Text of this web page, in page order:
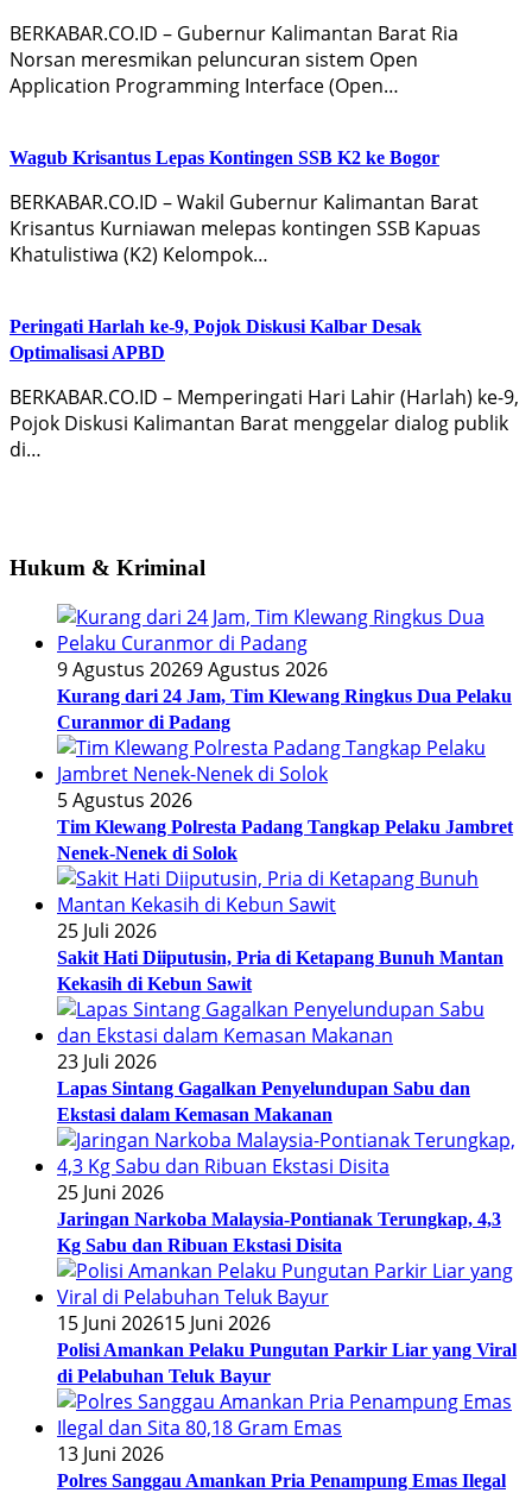
BERKABAR.CO.ID – Gubernur Kalimantan Barat Ria
Norsan meresmikan peluncuran sistem Open
Application Programming Interface (Open…
Wagub Krisantus Lepas Kontingen SSB K2 ke Bogor
BERKABAR.CO.ID – Wakil Gubernur Kalimantan Barat
Krisantus Kurniawan melepas kontingen SSB Kapuas
Khatulistiwa (K2) Kelompok…
Peringati Harlah ke-9, Pojok Diskusi Kalbar Desak
Optimalisasi APBD
BERKABAR.CO.ID – Memperingati Hari Lahir (Harlah) ke-9,
Pojok Diskusi Kalimantan Barat menggelar dialog publik
di…
Hukum & Kriminal
9 Agustus 20269 Agustus 2026
Kurang dari 24 Jam, Tim Klewang Ringkus Dua Pelaku
Curanmor di Padang
5 Agustus 2026
Tim Klewang Polresta Padang Tangkap Pelaku Jambret
Nenek-Nenek di Solok
25 Juli 2026
Sakit Hati Diiputusin, Pria di Ketapang Bunuh Mantan
Kekasih di Kebun Sawit
23 Juli 2026
Lapas Sintang Gagalkan Penyelundupan Sabu dan
Ekstasi dalam Kemasan Makanan
25 Juni 2026
Jaringan Narkoba Malaysia-Pontianak Terungkap, 4,3
Kg Sabu dan Ribuan Ekstasi Disita
15 Juni 202615 Juni 2026
Polisi Amankan Pelaku Pungutan Parkir Liar yang Viral
di Pelabuhan Teluk Bayur
13 Juni 2026
Polres Sanggau Amankan Pria Penampung Emas Ilegal